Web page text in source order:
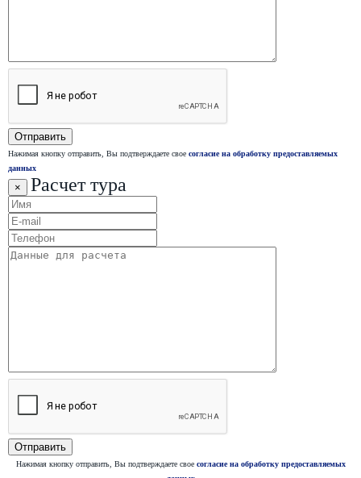
Нажимая кнопку отправить, Вы подтверждаете свое согласие на обработку предоставляемых
данных
× Расчет тура
Нажимая кнопку отправить, Вы подтверждаете свое согласие на обработку предоставляемых